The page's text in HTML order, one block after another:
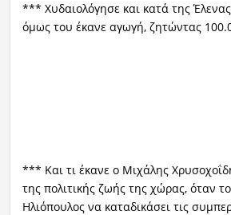
*** Χυδαιολόγησε και κατά της
όμως του έκανε αγωγή, ζητώντας
*** Και τι έκανε ο Μιχάλης
της πολιτικής ζωής της χώρας, όταν
Ηλιόπουλος να καταδικάσει τις